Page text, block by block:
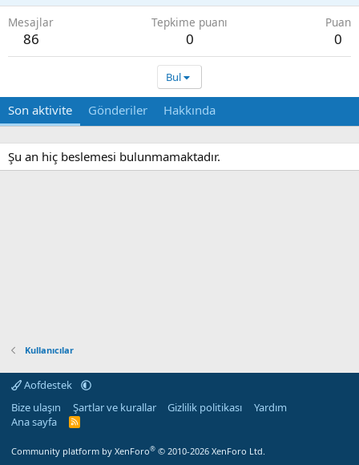
Mesajlar
86
Tepkime puanı
0
Puan
0
Bul
Son aktivite Gönderiler Hakkında
Şu an hiç beslemesi bulunmamaktadır.
Kullanıcılar
Aofdestek
Bize ulaşın
Şartlar ve kurallar Gizlilik politikası
Yardım
Ana sayfa
R
Community platform by XenForo® © 2010-2026 XenForo Ltd.